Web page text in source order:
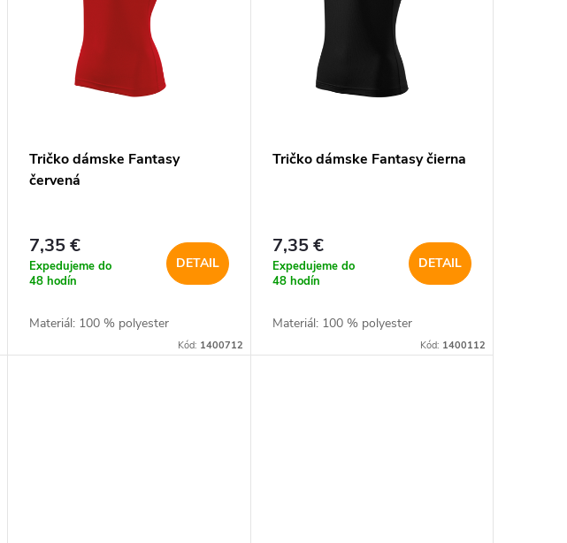
Tričko dámske Fantasy
červená
7,35 €
Expedujeme do
48 hodín
DETAIL
Materiál: 100 % polyester
Kód: 1400712
Tričko dámske Fantasy čierna
7,35 €
Expedujeme do
48 hodín
DETAIL
Materiál: 100 % polyester
Kód: 1400112